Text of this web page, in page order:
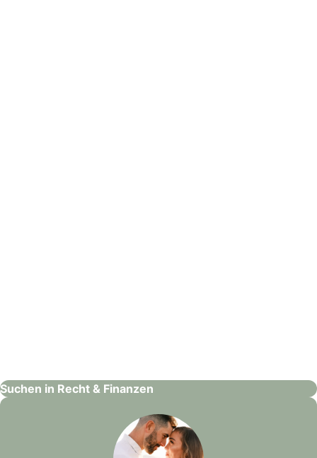
Suchen in Recht & Finanzen